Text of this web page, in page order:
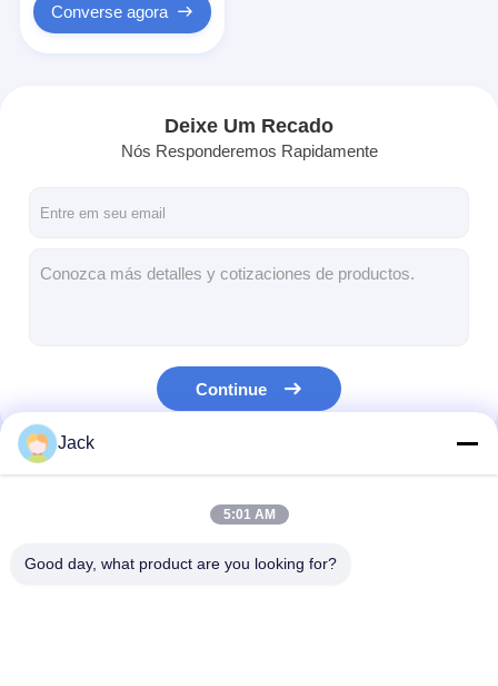
Converse agora
Deixe Um Recado
Nós Responderemos Rapidamente
Continue
Nossas Categorias
Jack
5:01 AM
Good day, what product are you looking for?